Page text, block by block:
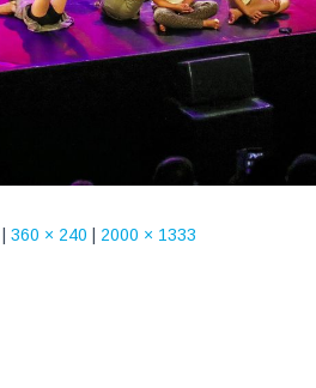
360 × 240 2000 × 1333